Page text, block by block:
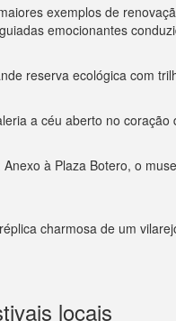
exemplos de
emocionantes
reserva ecológica com
a céu aberto no
Anexo à Plaza Botero, o
charmosa de um
locais